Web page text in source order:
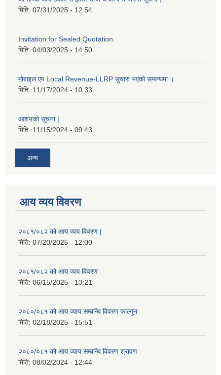
मिति: 07/31/2025 - 12:54
Invitation for Sealed Quotation.
मिति: 04/03/2025 - 14:50
मोबाइल एप Local Revenue-LLRP सुचारु भएको सम्बन्धमा ।
मिति: 11/17/2024 - 10:33
आशयको सूचना |
मिति: 11/15/2024 - 09:43
अन्य
आय व्यय विवरण
२०८१/०८२ को आय व्यय विवरण |
मिति: 07/20/2025 - 12:00
२०८१/०८२ को आय व्यय विवरण
मिति: 06/15/2025 - 13:21
२०८०/०८१ को आय व्याय सम्बन्धि विवरण फाल्गुन
मिति: 02/18/2025 - 15:51
२०८०/०८१ को आय व्याय सम्बन्धि विवरण श्रावण
मिति: 08/02/2024 - 12:44